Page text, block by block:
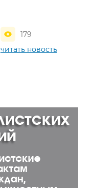
179
читать новость